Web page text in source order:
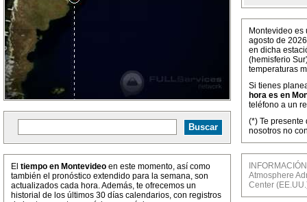
El tiempo en Montevideo en este momento, así como
también el pronóstico extendido para la semana, son
actualizados cada hora. Además, te ofrecemos un
historial de los últimos 30 días calendarios, con registros
Montevideo
agosto de
en dicha
(hemisferio
temperaturas
Si tienes
hora es en
teléfono a un
(*) Te
nosotros no
Atmosphere
Center